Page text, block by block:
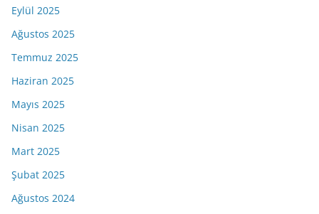
Eylül 2025
Ağustos 2025
Temmuz 2025
Haziran 2025
Mayıs 2025
Nisan 2025
Mart 2025
Şubat 2025
Ağustos 2024